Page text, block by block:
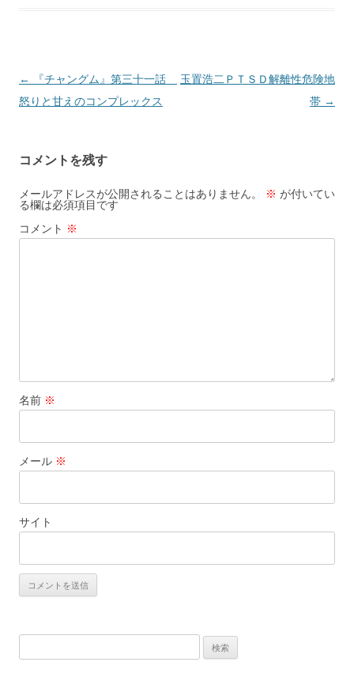
投
稿
ゲ
ー
シ
ョ
←
『チャングム』第三十一話
怒りと甘えのコンプレックス
玉置浩二ＰＴＳＤ解離性危険地
帯 →
コメントを残す
メールアドレスが公開されることはありません。 ※ が付いてい
る欄は必須項目です
コメント ※
名前 ※
メール ※
サイト
索: